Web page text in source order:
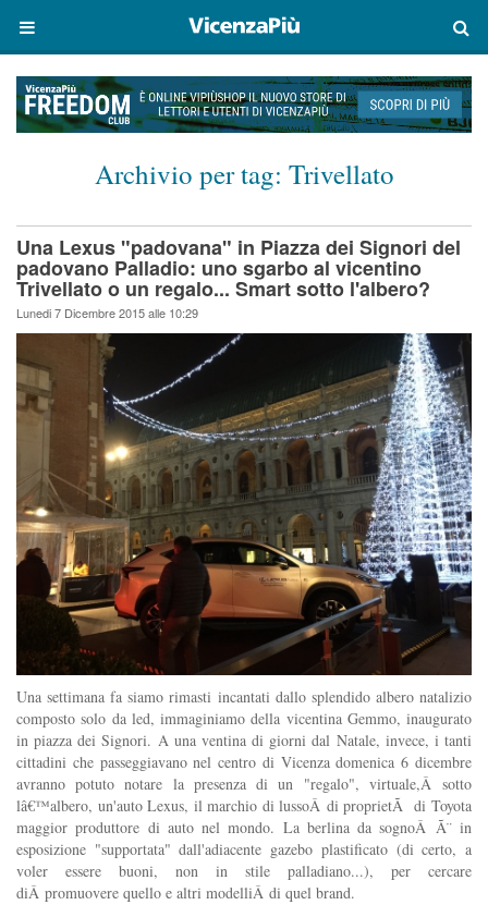
Archivio per tag: Trivellato
Una Lexus "padovana" in Piazza dei Signori del
padovano Palladio: uno sgarbo al vicentino
Trivellato o un regalo... Smart sotto l'albero?
Lunedi 7 Dicembre 2015 alle 10:29
Una settimana fa siamo rimasti incantati dallo splendido albero natalizio
composto solo da led, immaginiamo della vicentina Gemmo, inaugurato
in piazza dei Signori. A una ventina di giorni dal Natale, invece, i tanti
cittadini che passeggiavano nel centro di Vicenza domenica 6 dicembre
avranno potuto notare la presenza di un "regalo", virtuale,Â sotto
lâ€™albero, un'auto Lexus, il marchio di lussoÂ di proprietÃ di Toyota
maggior produttore di auto nel mondo. La berlina da sognoÂ Ã¨ in
esposizione "supportata" dall'adiacente gazebo plastificato (di certo, a
voler essere buoni, non in stile palladiano...), per cercare
diÂ promuovere quello e altri modelliÂ di quel brand.